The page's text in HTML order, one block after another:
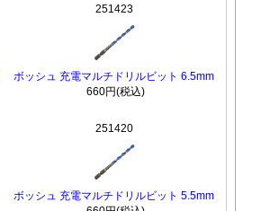
251423
ボッシュ 充電マルチドリルビット 6.5mm
660円(税込)
251420
ボッシュ 充電マルチドリルビット 5.5mm